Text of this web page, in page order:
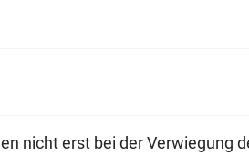
nicht erst bei der Verwiegung